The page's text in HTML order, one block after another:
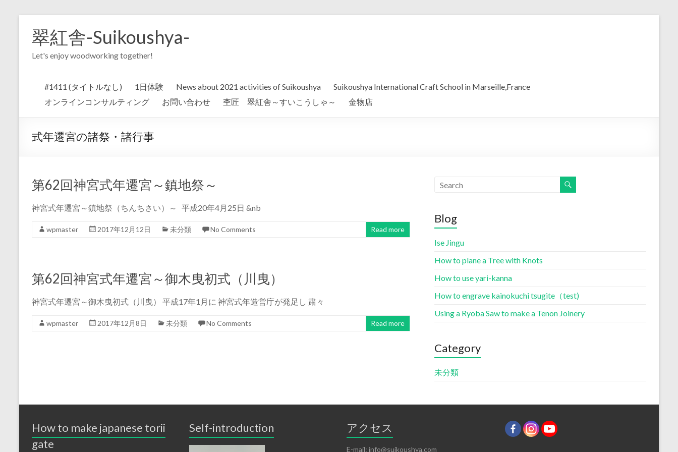
content
翠紅舎-Suikoushya-
Let's enjoy woodworking together!
#1411 (タイトルなし) 1日体験 News about 2021 activities of Suikoushya
Suikoushya International Craft School in Marseille,France
オンラインコンサルティング
お問い合わせ 杢匠 翠紅舎～すいこうしゃ～ 金物店
式年遷宮の諸祭・諸行事
第62回神宮式年遷宮～鎮地祭～
神宮式年遷宮～鎮地祭（ちんちさい）～ 平成20年4月25日 &nb
wpmaster 2017年12月12日 未分類 No Comments Read more
第62回神宮式年遷宮～御木曳初式（川曳）
神宮式年遷宮～御木曳初式（川曳） 平成17年1月に 神宮式年造営庁が発足し 粛々
wpmaster 2017年12月8日 未分類 No Comments Read more
Blog
Ise Jingu
How to plane a Tree with Knots
How to use yari-kanna
How to engrave kainokuchi tsugite（test)
Using a Ryoba Saw to make a Tenon Joinery
Category
未分類
How to make japanese torii
gate
Self-introduction アクセス
E-mail: info@suikoushya.com